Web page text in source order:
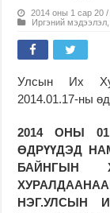
2014 оны 1 сар 20
Иргэний мэдээлэл
Улсын Их
2014.01.17-ны
2014 ОНЫ
ӨДРҮҮДЭД
БАЙНГЫН
НЭГ.УЛСЫН